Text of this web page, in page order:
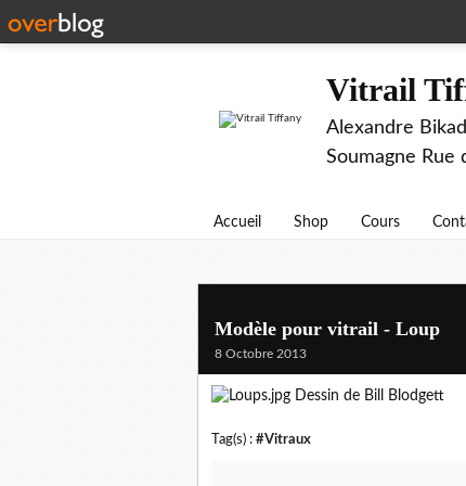
Vitrail
Alexandre
Soumagne Rue
Accueil Shop Cours
Modèle pour vitrail - Loup
8 Octobre 2013
Dessin de Bill Blodgett
Tag(s) : #Vitraux